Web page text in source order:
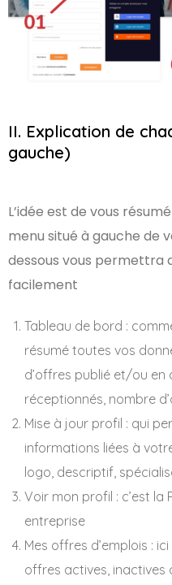
II. Explication de
gauche)
L’idée est de vous
menu situé à gauche de
dessous vous permettra
facilement
Tableau de bord :
résumé toutes vos
d’offres publié et/ou en
réceptionnés, nombre
Mise à jour profil : qui
informations liées à
logo, descriptif,
Voir mon profil : c’est
entreprise
Mes offres d’emplois :
offres actives, inactives